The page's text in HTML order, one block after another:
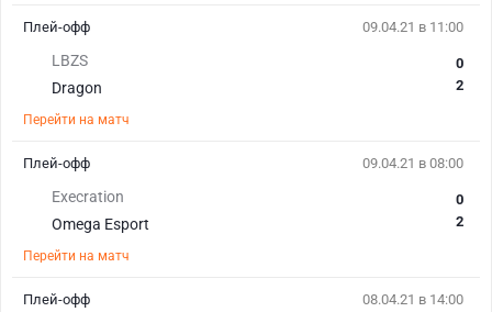
09.04.21 в 11:00
LBZS
Dragon
0
2
Перейти на матч
Плей-офф
09.04.21 в 08:00
Execration
Omega Esport
0
2
Перейти на матч
Плей-офф
08.04.21 в 14:00
Плей-офф